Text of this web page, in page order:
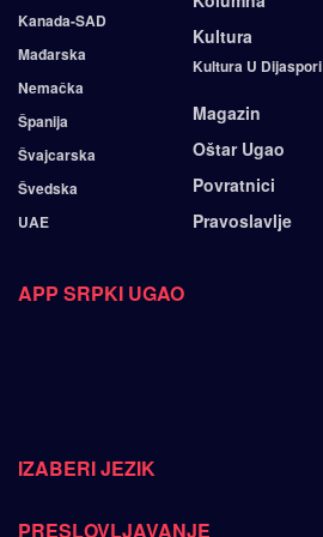
Kanada-SAD
Mađarska
Nemačka
Španija
Švajcarska
Švedska
UAE
Kultura
Kultura U Dijaspori
Magazin
Oštar Ugao
Povratnici
Pravoslavlje
APP SRPKI UGAO
IZABERI JEZIK
PRESLOVLJAVANJE